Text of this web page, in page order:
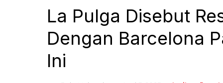
La Pulga Disebut
Dengan Barcelona
Ini